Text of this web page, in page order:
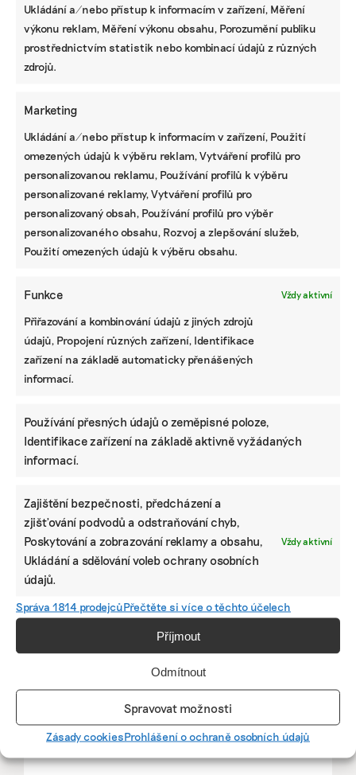
Ukládání a/nebo přístup k informacím v zařízení, Měření
výkonu reklam, Měření výkonu obsahu, Porozumění publiku
prostřednictvím statistik nebo kombinací údajů z různých
zdrojů.
Marketing
Ukládání a/nebo přístup k informacím v zařízení, Použití
omezených údajů k výběru reklam, Vytváření profilů pro
personalizovanou reklamu, Používání profilů k výběru
personalizované reklamy, Vytváření profilů pro
personalizovaný obsah, Používání profilů pro výběr
personalizovaného obsahu, Rozvoj a zlepšování služeb,
Použití omezených údajů k výběru obsahu.
Funkce Vždy aktivní
Přiřazování a kombinování údajů z jiných zdrojů
údajů, Propojení různých zařízení, Identifikace
zařízení na základě automaticky přenášených
informací.
Používání přesných údajů o zeměpisné poloze,
Identifikace zařízení na základě aktivně vyžádaných
informací.
Zajištění bezpečnosti, předcházení a
zjišťování podvodů a odstraňování chyb,
Poskytování a zobrazování reklamy a obsahu,
Ukládání a sdělování voleb ochrany osobních
údajů.
Vždy aktivní
Správa 1814 prodejcůPřečtěte si více o těchto účelech
Příjmout
Odmítnout
Spravovat možnosti
Zásady cookiesProhlášení o ochraně osobních údajů
palivech, urychlit přechod na obnovitelné zdroje
energie, podpořit energetické úspory a zvýšit
energetickou bezpečnost EU.
určujících rozdělení více než 190 miliard korun
mezi české podniky a instituce. Peníze jsou určeny
na podporu oživení po pandemii. Plán byl
navržen vládou Andreje Babiše a finálně schválen
Radou EU
31. srpna 2021. Pro čerpání evropských
peněz musí Česko splňovat milníky a cíle Rady
nejpozději 31. srpna 2026.
Czech Business Weekly. Nejradši píše o věčných chemikáliích
v oblečení, ekologickém zemědělství, odpadech, rychlé módě
a bioplastech.
Pomozte udržet důležité
informace dostupné všem.